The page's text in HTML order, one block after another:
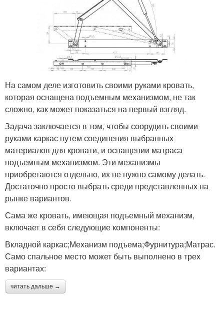
На самом деле изготовить своими руками кровать,
которая оснащена подъемным механизмом, не так
сложно, как может показаться на первый взгляд.
Задача заключается в том, чтобы соорудить своими
руками каркас путем соединения выбранных
материалов для кровати, и оснащении матраса
подъемным механизмом. Эти механизмы
приобретаются отдельно, их не нужно самому делать.
Достаточно просто выбрать среди представленных на
рынке вариантов.
Сама же кровать, имеющая подъемный механизм,
включает в себя следующие компоненты:
Вкладной каркас;Механизм подъема;Фурнитура;Матрас.
Само спальное место может быть выполнено в трех
вариантах:
читать дальше →